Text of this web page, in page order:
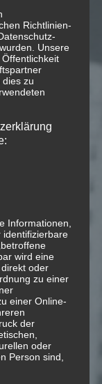
Richtlinien-
Unsere
zu
Informationen,
identifizierbare
wird eine
oder
zu einer
einer Online-
der
oder
Person sind,